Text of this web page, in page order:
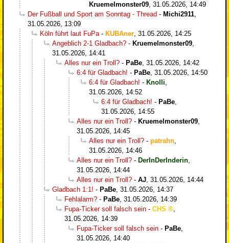
Kruemelmonster09, 31.05.2026, 14:49
Der Fußball und Sport am Sonntag - Thread - Michi2911,
31.05.2026, 13:09
Köln führt laut FuPa- KUBAner, 31.05.2026, 14:25
Angeblich 2-1 Gladbach? - Kruemelmonster09,
31.05.2026, 14:41
Alles nur ein Troll? - PaBe, 31.05.2026, 14:42
6:4 für Gladbach! - PaBe, 31.05.2026, 14:50
6:4 für Gladbach! - Knolli,
31.05.2026, 14:52
6:4 für Gladbach! - PaBe,
31.05.2026, 14:55
Alles nur ein Troll? - Kruemelmonster09,
31.05.2026, 14:45
Alles nur ein Troll? - patrahn,
31.05.2026, 14:46
Alles nur ein Troll? - DerInDerInderin,
31.05.2026, 14:44
Alles nur ein Troll? - AJ, 31.05.2026, 14:44
Gladbach 1:1! - PaBe, 31.05.2026, 14:37
Fehlalarm? - PaBe, 31.05.2026, 14:39
Fupa-Ticker soll falsch sein - CHS
,
31.05.2026, 14:39
Fupa-Ticker soll falsch sein - PaBe,
31.05.2026, 14:40